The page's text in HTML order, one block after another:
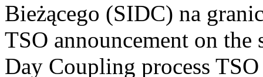
Bieżącego (SIDC) na
TSO announcement on
Day Coupling process